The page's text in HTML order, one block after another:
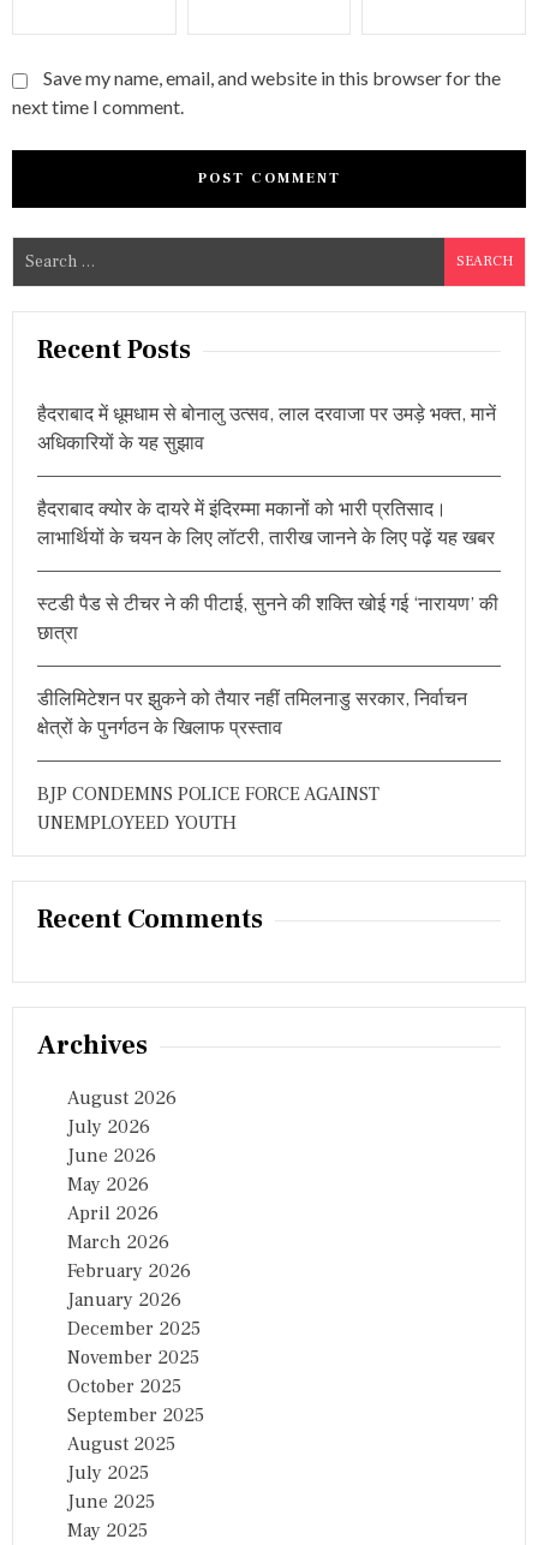
Save my name, email, and website in this browser for the
next time I comment.
e
a
Recent Posts
हैदराबाद में धूमधाम से बोनालु उत्सव, लाल दरवाजा पर उमड़े भक्त, मानें
अधिकारियों के यह सुझाव
हैदराबाद क्योर के दायरे में इंदिरम्मा मकानों को भारी प्रतिसाद।
लाभार्थियों के चयन के लिए लॉटरी, तारीख जानने के लिए पढ़ें यह खबर
स्टडी पैड से टीचर ने की पीटाई, सुनने की शक्ति खोई गई ‘नारायण’ की
छात्रा
डीलिमिटेशन पर झुकने को तैयार नहीं तमिलनाडु सरकार, निर्वाचन
क्षेत्रों के पुनर्गठन के खिलाफ प्रस्ताव
BJP CONDEMNS POLICE FORCE AGAINST
UNEMPLOYEED YOUTH
Recent Comments
Archives
August 2026
July 2026
June 2026
May 2026
April 2026
March 2026
February 2026
January 2026
December 2025
November 2025
October 2025
September 2025
August 2025
July 2025
June 2025
May 2025